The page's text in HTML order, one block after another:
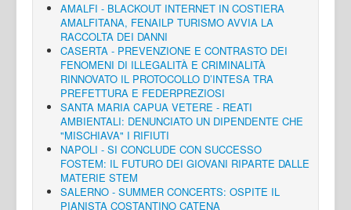
AMALFI - BLACKOUT INTERNET IN COSTIERA
AMALFITANA, FENAILP TURISMO AVVIA LA
RACCOLTA DEI DANNI
CASERTA - PREVENZIONE E CONTRASTO DEI
FENOMENI DI ILLEGALITÀ E CRIMINALITÀ
RINNOVATO IL PROTOCOLLO D’INTESA TRA
PREFETTURA E FEDERPREZIOSI
SANTA MARIA CAPUA VETERE - REATI
AMBIENTALI: DENUNCIATO UN DIPENDENTE CHE
"MISCHIAVA" I RIFIUTI
NAPOLI - SI CONCLUDE CON SUCCESSO
FOSTEM: IL FUTURO DEI GIOVANI RIPARTE DALLE
MATERIE STEM
SALERNO - SUMMER CONCERTS: OSPITE IL
PIANISTA COSTANTINO CATENA